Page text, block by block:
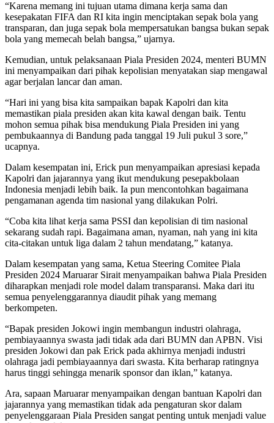
“Karena memang ini tujuan utama dimana kerja sama dan
kesepakatan FIFA dan RI kita ingin menciptakan sepak bola yang
transparan, dan juga sepak bola mempersatukan bangsa bukan sepak
bola yang memecah belah bangsa,” ujarnya.
Kemudian, untuk pelaksanaan Piala Presiden 2024, menteri BUMN
ini menyampaikan dari pihak kepolisian menyatakan siap mengawal
agar berjalan lancar dan aman.
“Hari ini yang bisa kita sampaikan bapak Kapolri dan kita
memastikan piala presiden akan kita kawal dengan baik. Tentu
mohon semua pihak bisa mendukung Piala Presiden ini yang
pembukaannya di Bandung pada tanggal 19 Juli pukul 3 sore,”
ucapnya.
Dalam kesempatan ini, Erick pun menyampaikan apresiasi kepada
Kapolri dan jajarannya yang ikut mendukung pesepakbolaan
Indonesia menjadi lebih baik. Ia pun mencontohkan bagaimana
pengamanan agenda tim nasional yang dilakukan Polri.
“Coba kita lihat kerja sama PSSI dan kepolisian di tim nasional
sekarang sudah rapi. Bagaimana aman, nyaman, nah yang ini kita
cita-citakan untuk liga dalam 2 tahun mendatang,” katanya.
Dalam kesempatan yang sama, Ketua Steering Comitee Piala
Presiden 2024 Maruarar Sirait menyampaikan bahwa Piala Presiden
diharapkan menjadi role model dalam transparansi. Maka dari itu
semua penyelenggarannya diaudit pihak yang memang
berkompeten.
“Bapak presiden Jokowi ingin membangun industri olahraga,
pembiayaannya swasta jadi tidak ada dari BUMN dan APBN. Visi
presiden Jokowi dan pak Erick pada akhirnya menjadi industri
olahraga jadi pembiayaannya dari swasta. Kita berharap ratingnya
harus tinggi sehingga menarik sponsor dan iklan,” katanya.
Ara, sapaan Maruarar menyampaikan dengan bantuan Kapolri dan
jajarannya yang memastikan tidak ada pengaturan skor dalam
penyelenggaraan Piala Presiden sangat penting untuk menjadi value